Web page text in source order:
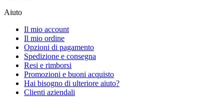
Aiuto
Il mio account
Il mio ordine
Opzioni di pagamento
Spedizione e consegna
Resi e rimborsi
Promozioni e buoni acquisto
Hai bisogno di ulteriore aiuto?
Clienti aziendali